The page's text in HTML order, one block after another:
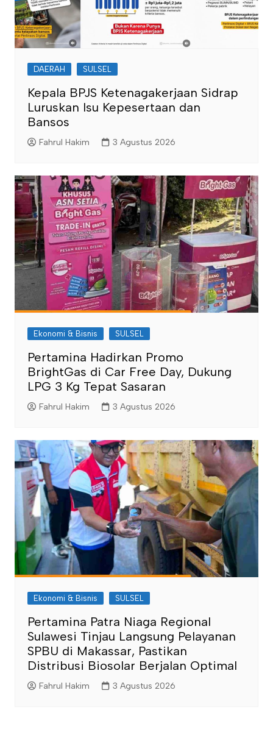
DAERAH SULSEL
Kepala BPJS Ketenagakerjaan Sidrap
Luruskan Isu Kepesertaan dan
Bansos
Fahrul Hakim 3 Agustus 2026
Ekonomi & Bisnis SULSEL
Pertamina Hadirkan Promo
BrightGas di Car Free Day, Dukung
LPG 3 Kg Tepat Sasaran
Fahrul Hakim 3 Agustus 2026
Ekonomi & Bisnis SULSEL
Pertamina Patra Niaga Regional
Sulawesi Tinjau Langsung Pelayanan
SPBU di Makassar, Pastikan
Distribusi Biosolar Berjalan Optimal
Fahrul Hakim 3 Agustus 2026